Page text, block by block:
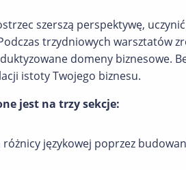
szerszą perspektywę,
trzydniowych warsztatów
domeny biznesowe.
istoty Twojego biznesu.
jest na trzy sekcje:
językowej poprzez